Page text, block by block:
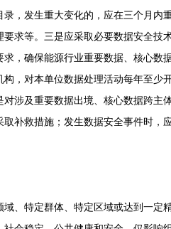
，发生重大变化的，应在三个月内
求等。三是应采取必要数据安全技
，确保能源行业重要数据、核心数
，对本单位数据处理活动每年至少
涉及重要数据出境、核心数据跨主
补救措施；发生数据安全事件时，
特定群体、特定区域或达到一定